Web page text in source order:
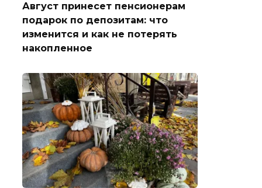
Август принесет пенсионерам
подарок по депозитам: что
изменится и как не потерять
накопленное